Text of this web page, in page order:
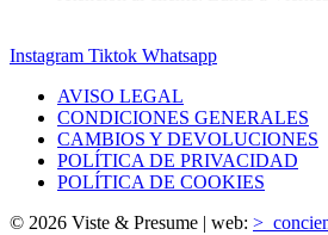
Instagram Tiktok Whatsapp
AVISO LEGAL
CONDICIONES GENERALES
CAMBIOS Y DEVOLUCIONES
POLÍTICA DE PRIVACIDAD
POLÍTICA DE COOKIES
© 2026 Viste & Presume | web: